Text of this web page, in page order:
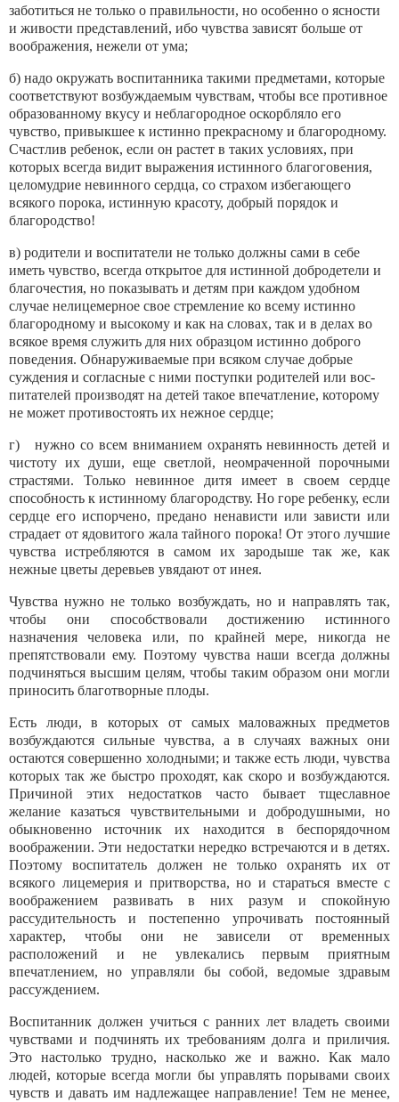
заботиться не только о пра­вильности, но особенно о ясности
и живости пред­ставлений, ибо чувства зависят больше от
вообра­жения, нежели от ума;
б) надо окружать воспитанника такими предме­тами, которые
соответствуют возбуждаемым чувст­вам, чтобы все противное
образованному вкусу и не­благородное оскорбляло его
чувство, привыкшее к истинно прекрасному и благородному.
Счастлив ре­бенок, если он растет в таких условиях, при
которых всегда видит выражения истинного благоговения,
це­ломудрие невинного сердца, со страхом избегающего
всякого порока, истинную красоту, добрый порядок и
благородство!
в) родители и воспитатели не только должны са­ми в себе
иметь чувство, всегда открытое для истин­ной добродетели и
благочестия, но показывать и де­тям при каждом удобном
случае нелицемерное свое стремление ко всему истинно
благородному и высоко­му и как на словах, так и в делах во
всякое время слу­жить для них образцом истинно доброго
поведения. Обнаруживаемые при всяком случае добрые
сужде­ния и согласные с ними поступки родителей или вос­
питателей производят на детей такое впечатление, ко­торому
не может противостоять их нежное сердце;
г) нужно со всем вниманием охранять невин­ность детей и
чистоту их души, еще светлой, неомра­ченной порочными
страстями. Только невинное ди­тя имеет в своем сердце
способность к истинному благородству. Но горе ребенку, если
сердце его ис­порчено, предано ненависти или зависти или
страда­ет от ядовитого жала тайного порока! От этого луч­шие
чувства истребляются в самом их зародыше так же, как
нежные цветы деревьев увядают от инея.
Чувства нужно не только возбуждать, но и на­правлять так,
чтобы они способствовали достиже­нию истинного
назначения человека или, по крайней мере, никогда не
препятствовали ему. Поэтому чув­ства наши всегда должны
подчиняться высшим це­лям, чтобы таким образом они могли
приносить бла­готворные плоды.
Есть люди, в которых от самых маловажных предметов
возбуждаются сильные чувства, а в слу­чаях важных они
остаются совершенно холодными; и также есть люди, чувства
которых так же быстро проходят, как скоро и возбуждаются.
Причиной этих недостатков часто бывает тщеславное
желание казаться чувствительными и добродушными, но
обыкновенно источник их находится в беспорядоч­ном
воображении. Эти недостатки нередко встреча­ются и в детях.
Поэтому воспитатель должен не только охранять их от
всякого лицемерия и притвор­ства, но и стараться вместе с
воображением разви­вать в них разум и спокойную
рассудительность и постепенно упрочивать постоянный
характер, чтобы они не зависели от временных
расположений и не увлекались первым приятным
впечатлением, но уп­равляли бы собой, ведомые здравым
рассуждением.
Воспитанник должен учиться с ранних лет вла­деть своими
чувствами и подчинять их требованиям долга и приличия.
Это настолько трудно, насколько же и важно. Как мало
людей, которые всегда могли бы управлять порывами своих
чувств и давать им надлежащее направление! Тем не менее,